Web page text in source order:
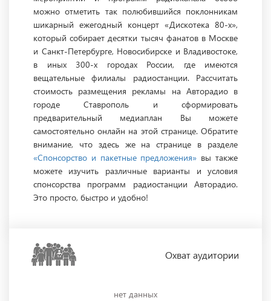
можно отметить так полюбившийся поклонникам
шикарный ежегодный концерт «Дискотека 80-х»,
который собирает десятки тысяч фанатов в Москве
и Санкт-Петербурге, Новосибирске и Владивостоке,
в иных 300-х городах России, где имеются
вещательные филиалы радиостанции. Рассчитать
стоимость размещения рекламы на Авторадио в
городе Ставрополь и сформировать
предварительный медиаплан Вы можете
самостоятельно онлайн на этой странице. Обратите
внимание, что здесь же на странице в разделе
«Спонсорство и пакетные предложения» вы также
можете изучить различные варианты и условия
спонсорства программ радиостанции Авторадио.
Это просто, быстро и удобно!
Охватаудитории
нет данных